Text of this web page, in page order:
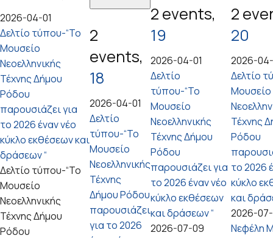
2026-04-01
Δελτίο τύπου-“Το
Μουσείο
Νεοελληνικής
Τέχνης Δήμου
Ρόδου
παρουσιάζει για
το 2026 έναν νέο
κύκλο εκθέσεων και
δράσεων “
Δελτίο τύπου-“Το
Μουσείο
Νεοελληνικής
Τέχνης Δήμου
Ρόδου
2
events,
18
2026-04-01
Δελτίο
τύπου-“Το
Μουσείο
Νεοελληνικής
Τέχνης
Δήμου Ρόδου
παρουσιάζει
για το 2026
2 events,
19
2026-04-01
Δελτίο
τύπου-“Το
Μουσείο
Νεοελληνικής
Τέχνης Δήμου
Ρόδου
παρουσιάζει για
το 2026 έναν νέο
κύκλο εκθέσεων
και δράσεων “
2026-07-09
2
20
2026-
Δελτίο
Μουσείο
Τέχνης
Ρόδου
το 2026
κύκλο
και
2026-
Νεφέλη